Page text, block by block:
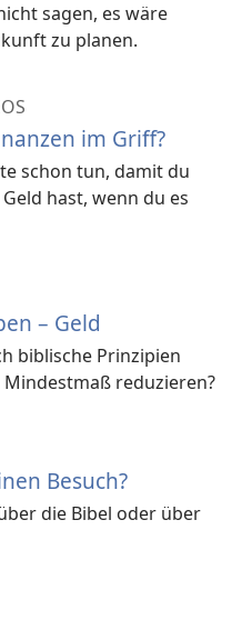
sagen, es wäre
zu planen.
im Griff?
schon tun, damit du
hast, wenn du es
– Geld
biblische Prinzipien
reduzieren?
Besuch?
die Bibel oder über